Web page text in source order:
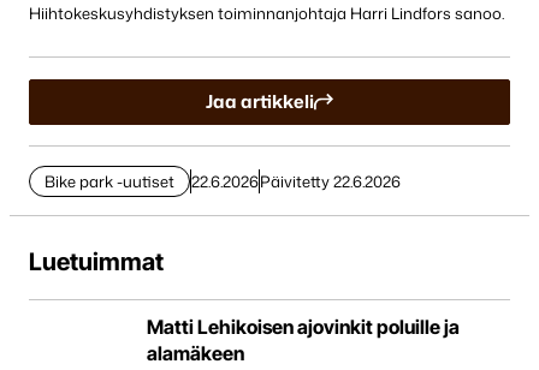
Hiihtokeskusyhdistyksen toiminnanjohtaja Harri Lindfors sanoo.
Jaa artikkeli
Bike park -uutiset 22.6.2026Päivitetty 22.6.2026
Luetuimmat
Matti Lehikoisen ajovinkit poluille ja
alamäkeen